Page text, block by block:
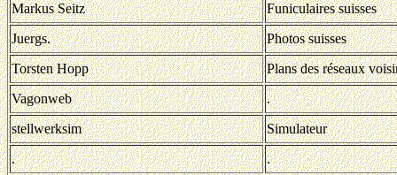
Markus Seitz
Funiculaires suisses
Juergs.
Photos suisses
Torsten Hopp
Plans des réseaux
Vagonweb
.
stellwerksim
Simulateur
.
.